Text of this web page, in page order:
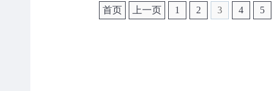
首页 上一页 1 2 3 4 5